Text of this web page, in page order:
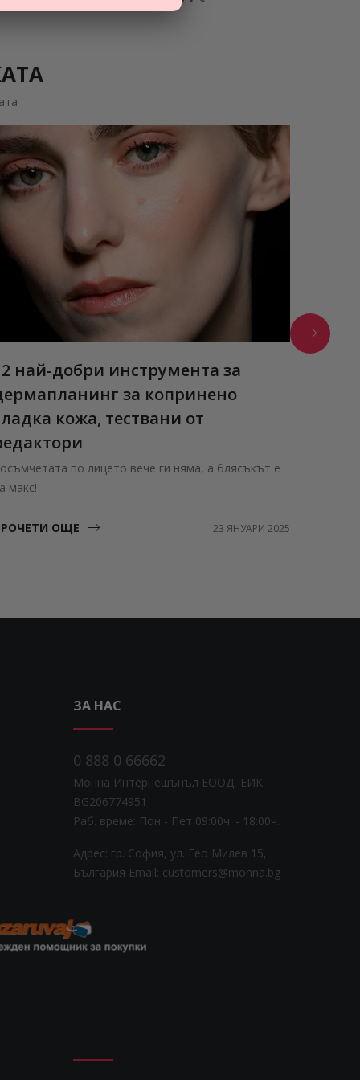
най-добри инструмента за
за копринено
кожа, тествани от
по лицето вече ги няма, а блясъкът е
макс!
ОЩЕ 23 ЯНУАРИ 2025
ЗА НАС
0 888 0 66662
Монна Интернешънъл ЕООД, ЕИК:
BG206774951
Раб. време: Пoн - Пет 09:00ч. - 18:00ч.
Адрес: гр. София, ул. Гео Милев 15,
България Email: customers@monna.bg